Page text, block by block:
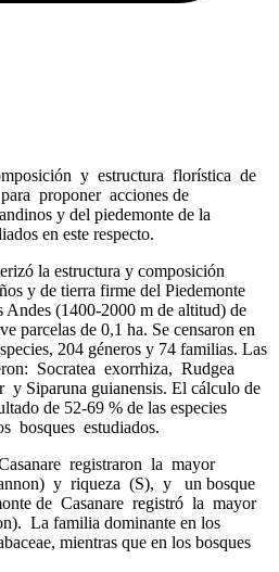
y estructura florística de
proponer acciones de
y del piedemonte de la
en este respecto.
la estructura y composición
y de tierra firme del Piedemonte
(1400-2000 m de altitud) de
parcelas de 0,1 ha. Se censaron en
204 géneros y 74 familias. Las
Socratea exorrhiza, Rudgea
Siparuna guianensis. El cálculo de
de 52-69 % de las especies
bosques estudiados.
registraron la mayor
y riqueza (S), y un bosque
de Casanare registró la mayor
La familia dominante en los
mientras que en los bosques